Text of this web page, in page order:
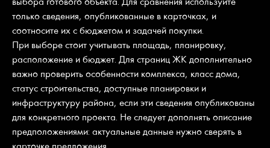
только сведения, опубликованные в карточках, и
соотносите их с бюджетом и задачей покупки.
При выборе стоит учитывать площадь, планировку,
расположение и бюджет. Для страниц ЖК дополнительно
важно проверить особенности комплекса, класс дома,
статус строительства, доступные планировки и
инфраструктуру района, если эти сведения опубликованы
для конкретного проекта. Не следует дополнять описание
предположениями: актуальные данные нужно сверять в